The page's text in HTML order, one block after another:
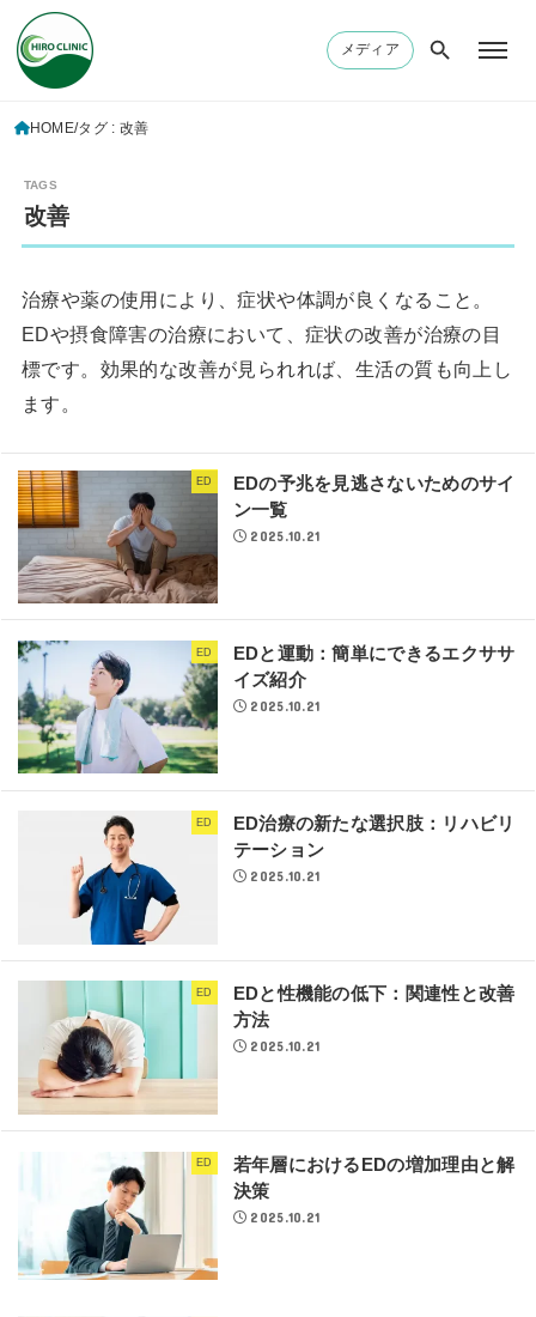
メディア
HOME タグ : 改善
改善
治療や薬の使用により、症状や体調が良くなること。
EDや摂食障害の治療において、症状の改善が治療の目
標です。効果的な改善が見られれば、生活の質も向上し
ます。
ED
EDの予兆を見逃さないためのサイ
ン一覧
2025.10.21
ED
EDと運動：簡単にできるエクササ
イズ紹介
2025.10.21
ED
ED治療の新たな選択肢：リハビリ
テーション
2025.10.21
ED
EDと性機能の低下：関連性と改善
方法
2025.10.21
ED
若年層におけるEDの増加理由と解
決策
2025.10.21